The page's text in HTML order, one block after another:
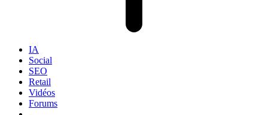
IA
Social
SEO
Retail
Vidéos
Forums